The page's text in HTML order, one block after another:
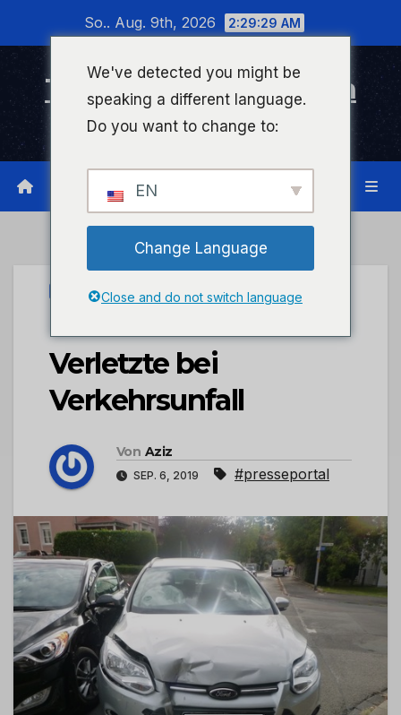
wechseln
So.. Aug. 9th, 2026 2:29:29 AM
Timeline Bad Kreuznach
Infonetzwerk für Bad Kreuznach
PRESSEPORTAL
POL-PDKH: Zwei
Verletzte bei
Verkehrsunfall
Von Aziz
SEP. 6, 2019 #presseportal
We've detected you might be
speaking a different language.
Do you want to change to:
EN
Change Language
Close and do not switch language